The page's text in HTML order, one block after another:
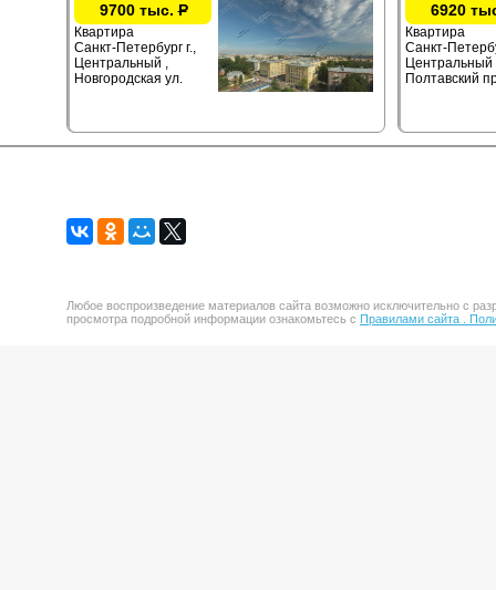
9700 тыс.Р
Квартира
Санкт-Петербург г.,
Центральный ,
Новгородская ул.
6920
Квартира
Санкт-
Центральный
Полтавский
Любое воспроизведение материалов сайта возможно исключительно с
просмотра подробной информации ознакомьтесь с Правилами сайта .